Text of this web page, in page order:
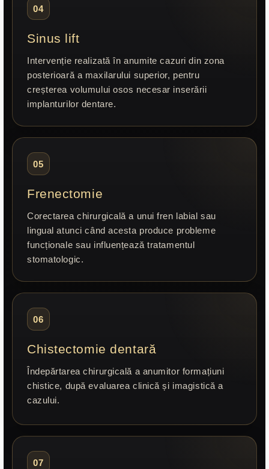
04
Sinus lift
Intervenție realizată în anumite cazuri din zona
posterioară a maxilarului superior, pentru
creșterea volumului osos necesar inserării
implanturilor dentare.
05
Frenectomie
Corectarea chirurgicală a unui fren labial sau
lingual atunci când acesta produce probleme
funcționale sau influențează tratamentul
stomatologic.
06
Chistectomie dentară
Îndepărtarea chirurgicală a anumitor formațiuni
chistice, după evaluarea clinică și imagistică a
cazului.
07